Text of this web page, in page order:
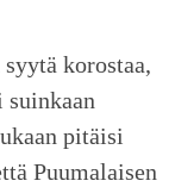
korostaa,
suinkaan
pitäisi
Puumalaisen